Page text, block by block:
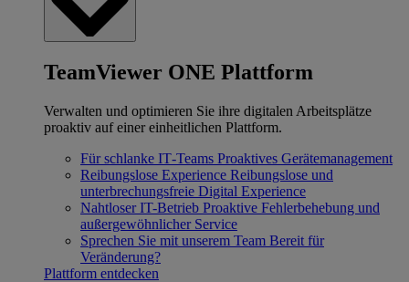
TeamViewer ONE Plattform
Verwalten und optimieren Sie ihre digitalen Arbeitsplätze
proaktiv auf einer einheitlichen Plattform.
Für schlanke IT‐Teams Proaktives Gerätemanagement
Reibungslose Experience Reibungslose und
unterbrechungsfreie Digital Experience
Nahtloser IT-Betrieb Proaktive Fehlerbehebung und
außergewöhnlicher Service
Sprechen Sie mit unserem Team Bereit für
Veränderung?
Plattform entdecken